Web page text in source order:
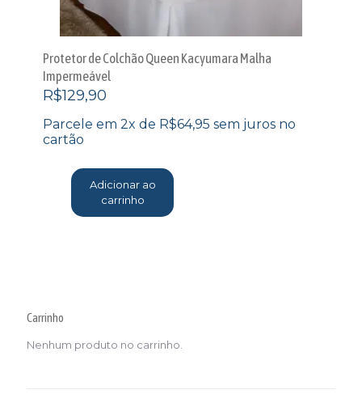
Protetor de Colchão Queen Kacyumara Malha
Impermeável
R$129,90
Parcele em 2x de R$64,95 sem juros no
cartão
Adicionar ao
carrinho
Carrinho
Nenhum produto no carrinho.